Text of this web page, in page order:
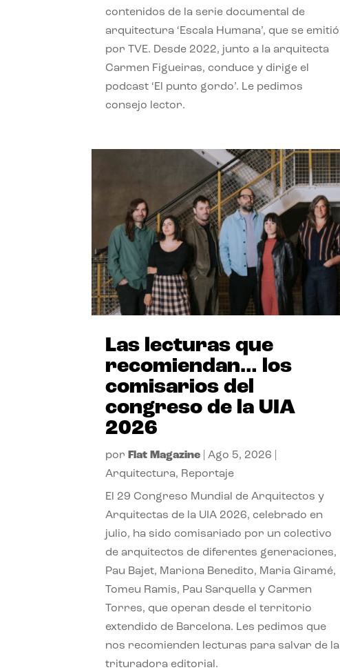
contenidos de la serie documental de
arquitectura ‘Escala Humana’, que se emitió
por TVE. Desde 2022, junto a la arquitecta
Carmen Figueiras, conduce y dirige el
podcast ‘El punto gordo’. Le pedimos
consejo lector.
Las lecturas que
recomiendan… los
comisarios del
congreso de la UIA
2026
por Flat Magazine |Ago 5, 2026
Arquitectura, Reportaje
El 29 Congreso Mundial de Arquitectos y
Arquitectas de la UIA 2026, celebrado en
julio, ha sido comisariado por un colectivo
de arquitectos de diferentes generaciones,
Pau Bajet, Mariona Benedito, Maria Giramé,
Tomeu Ramis, Pau Sarquella y Carmen
Torres, que operan desde el territorio
extendido de Barcelona. Les pedimos que
nos recomienden lecturas para salvar de la
trituradora editorial.